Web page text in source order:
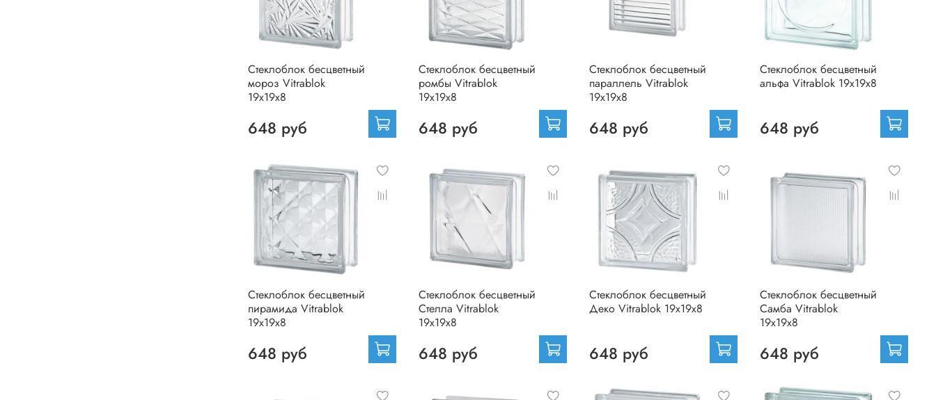
Стеклоблок бесцветный
мороз Vitrablok
19х19х8
648 руб
Стеклоблок бесцветный
ромбы Vitrablok
19х19х8
648 руб
Стеклоблок бесцветный
параллель Vitrablok
19х19х8
648 руб
Стеклоблок бесцветный
альфа Vitrablok 19х19х8
648 руб
Стеклоблок бесцветный
пирамида Vitrablok
19х19х8
648 руб
Стеклоблок бесцветный
Стелла Vitrablok
19х19х8
648 руб
Стеклоблок бесцветный
Деко Vitrablok 19х19х8
648 руб
Стеклоблок бесцветный
Самба Vitrablok
19х19х8
648 руб